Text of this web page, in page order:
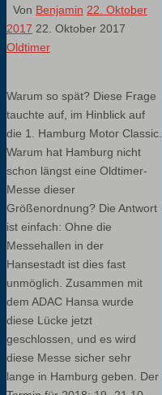
Von Benjamin 22. Oktober
2017 22. Oktober 2017
Oldtimer
Warum so spät? Diese Frage
tauchte auf, im Hinblick auf
die 1. Hamburg Motor Classic.
Warum hat Hamburg nicht
schon längst eine Oldtimer-
Messe dieser
Größenordnung? Die Antwort
ist einfach: Ohne die
Messehallen in der
Hansestadt ist dies fast
unmöglich. Zusammen mit
dem ADAC Hansa wurde
diese Lücke jetzt
geschlossen, und es wird
diese Messe sicher sehr
lange in Hamburg geben. Der